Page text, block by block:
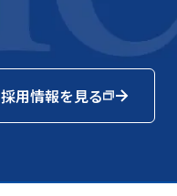
採用情報を見る